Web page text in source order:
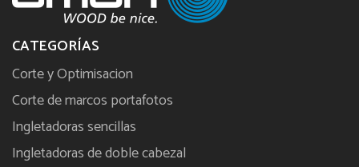
CATEGORÍAS
Corte y Optimisacion
Corte de marcos portafotos
Ingletadoras sencillas
Ingletadoras de doble cabezal